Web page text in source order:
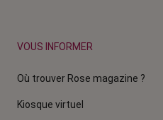
VOUS INFORMER
Où trouver Rose magazine ?
Kiosque virtuel